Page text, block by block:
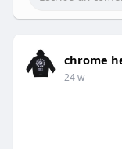
chrome
24 w